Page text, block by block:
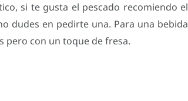
si te gusta el pescado recomiendo el
dudes en pedirte una. Para una bebida
pero con un toque de fresa.